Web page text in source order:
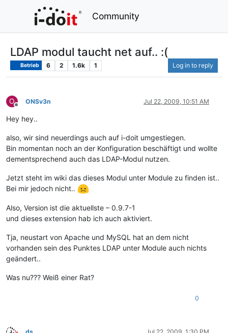
Community
LDAP modul taucht net auf.. :(
Betrieb 6 2 1.6k 1 Log in to reply
O
Offline
ONSv3n Jul 22, 2009, 10:51 AM
Hey hey..
also, wir sind neuerdings auch auf i-doit umgestiegen.
Bin momentan noch an der Konfiguration beschäftigt und wollte
dementsprechend auch das LDAP-Modul nutzen.
Jetzt steht im wiki das dieses Modul unter Module zu finden ist..
Bei mir jedoch nicht..
Also, Version ist die aktuellste – 0.9.7-1
und dieses extension hab ich auch aktiviert.
Tja, neustart von Apache und MySQL hat an dem nicht
vorhanden sein des Punktes LDAP unter Module auch nichts
geändert..
Was nu??? Weiß einer Rat?
0